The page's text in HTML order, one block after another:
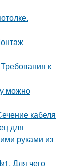
к
можно
кабеля
для
руками из
Для чего